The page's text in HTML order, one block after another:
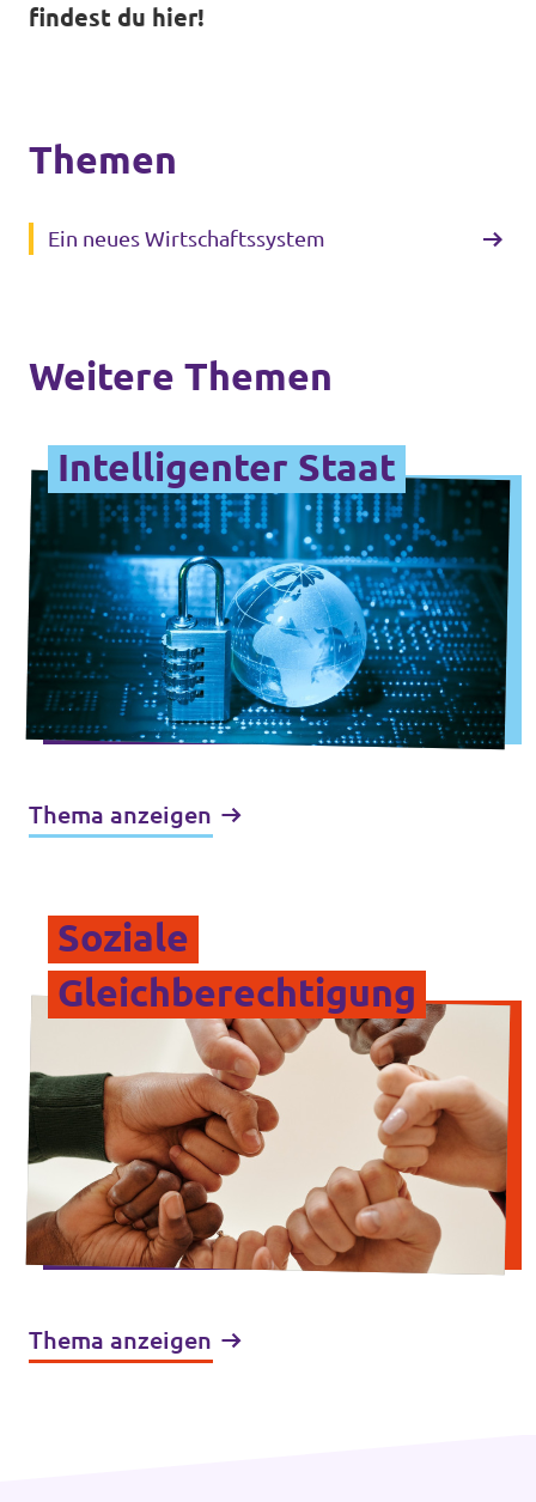
findest du hier!
Themen
Ein neues Wirtschaftssystem
Weitere Themen
Intelligenter Staat
Thema anzeigen
Soziale
Gleichberechtigung
Thema anzeigen